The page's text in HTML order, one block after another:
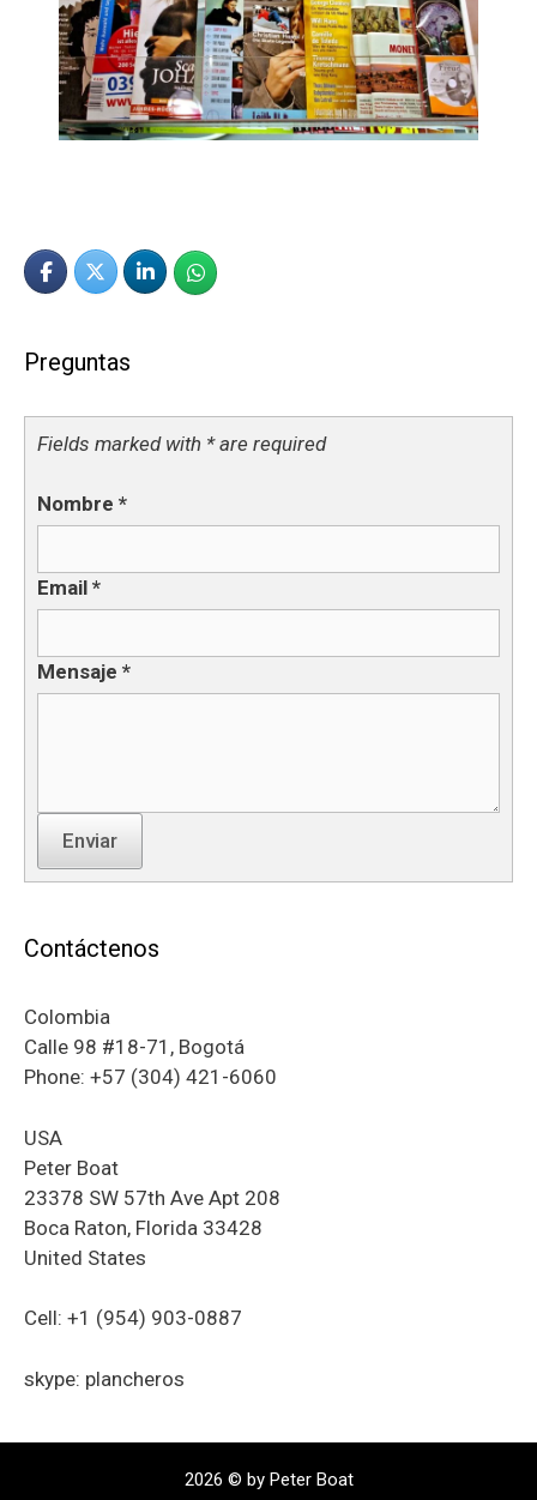
Preguntas
Fields marked with * are required
Nombre *
Email *
Mensaje *
Enviar
Contáctenos
Colombia
Calle 98 #18-71, Bogotá
Phone: +57 (304) 421-6060
USA
Peter Boat
23378 SW 57th Ave Apt 208
Boca Raton, Florida 33428
United States
Cell: +1 (954) 903-0887
skype: plancheros
2026 © by Peter Boat